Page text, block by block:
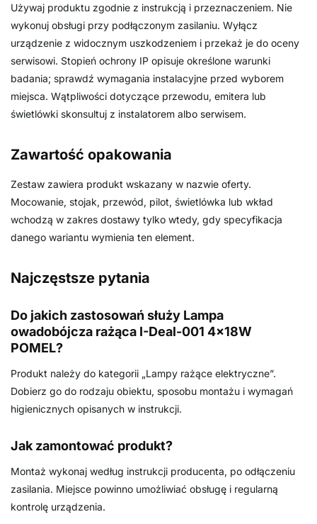
Używaj produktu zgodnie z instrukcją i przeznaczeniem. Nie
wykonuj obsługi przy podłączonym zasilaniu. Wyłącz
urządzenie z widocznym uszkodzeniem i przekaż je do oceny
serwisowi. Stopień ochrony IP opisuje określone warunki
badania; sprawdź wymagania instalacyjne przed wyborem
miejsca. Wątpliwości dotyczące przewodu, emitera lub
świetlówki skonsultuj z instalatorem albo serwisem.
Zawartość opakowania
Zestaw zawiera produkt wskazany w nazwie oferty.
Mocowanie, stojak, przewód, pilot, świetlówka lub wkład
wchodzą w zakres dostawy tylko wtedy, gdy specyfikacja
danego wariantu wymienia ten element.
Najczęstsze pytania
Do jakich zastosowań służy Lampa
owadobójcza rażąca I-Deal-001 4x18W
POMEL?
Produkt należy do kategorii „Lampy rażące elektryczne”.
Dobierz go do rodzaju obiektu, sposobu montażu i wymagań
higienicznych opisanych w instrukcji.
Jak zamontować produkt?
Montaż wykonaj według instrukcji producenta, po odłączeniu
zasilania. Miejsce powinno umożliwiać obsługę i regularną
kontrolę urządzenia.